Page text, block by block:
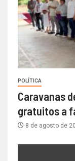
POLÍTICA
Caravanas
gratuitos a
8 de agosto de